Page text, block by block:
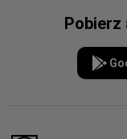
Pobierz